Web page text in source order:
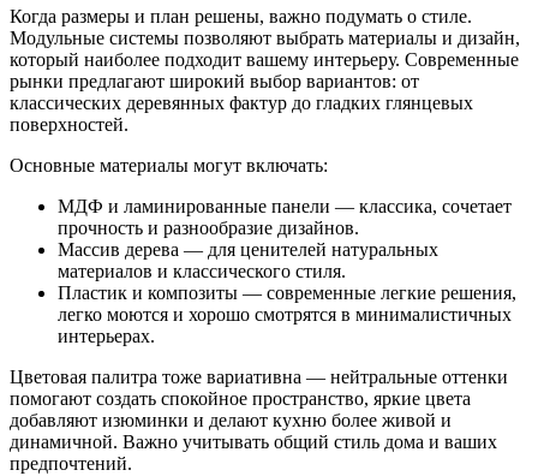
Когда размеры и план решены, важно подумать о стиле.
Модульные системы позволяют выбрать материалы и дизайн,
который наиболее подходит вашему интерьеру. Современные
рынки предлагают широкий выбор вариантов: от
классических деревянных фактур до гладких глянцевых
поверхностей.
Основные материалы могут включать:
МДФ и ламинированные панели — классика, сочетает
прочность и разнообразие дизайнов.
Массив дерева — для ценителей натуральных
материалов и классического стиля.
Пластик и композиты — современные легкие решения,
легко моются и хорошо смотрятся в минималистичных
интерьерах.
Цветовая палитра тоже вариативна — нейтральные оттенки
помогают создать спокойное пространство, яркие цвета
добавляют изюминки и делают кухню более живой и
динамичной. Важно учитывать общий стиль дома и ваших
предпочтений.